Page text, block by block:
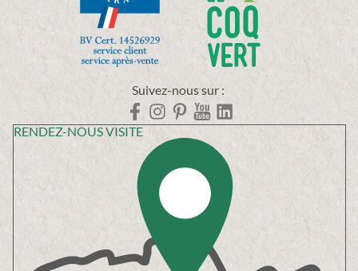
Suivez-nous sur :
RENDEZ-NOUS VISITE